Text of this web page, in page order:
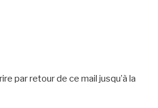
par retour de ce mail jusqu’à la